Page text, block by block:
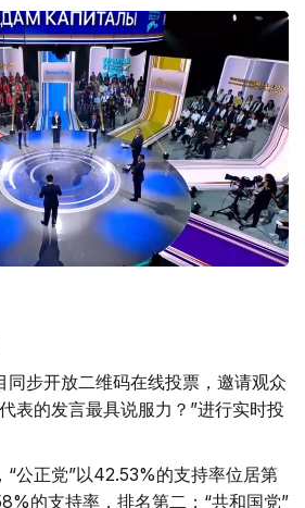
同步开放二维码在线投票，邀请观众
表的发言最具说服力？”进行实时投
“公正党”以42.53%的支持率位居第
的支持率，排名第二；“共和国党”